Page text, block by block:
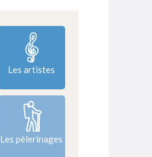
Les artistes
Les pèlerinages